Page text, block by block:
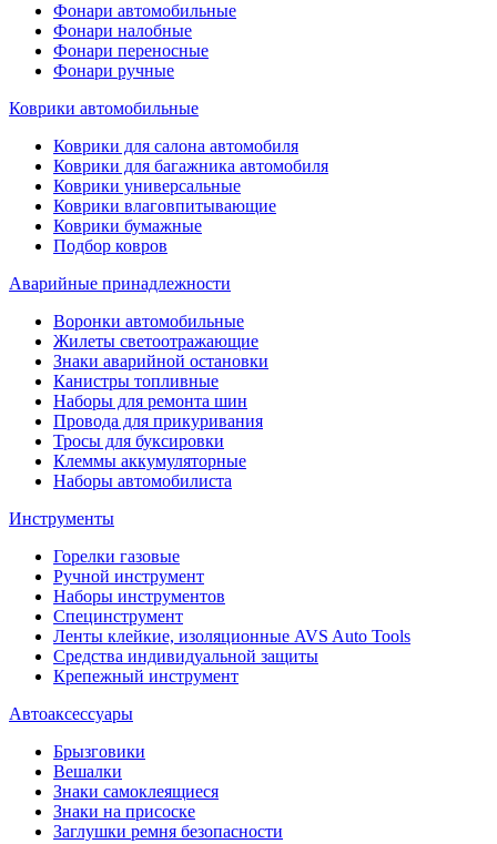
Фонари автомобильные
Фонари налобные
Фонари переносные
Фонари ручные
Коврики автомобильные
Коврики для салона автомобиля
Коврики для багажника автомобиля
Коврики универсальные
Коврики влаговпитывающие
Коврики бумажные
Подбор ковров
Аварийные принадлежности
Воронки автомобильные
Жилеты светоотражающие
Знаки аварийной остановки
Канистры топливные
Наборы для ремонта шин
Провода для прикуривания
Тросы для буксировки
Клеммы аккумуляторные
Наборы автомобилиста
Инструменты
Горелки газовые
Ручной инструмент
Наборы инструментов
Специнструмент
Ленты клейкие, изоляционные AVS Auto Tools
Средства индивидуальной защиты
Крепежный инструмент
Автоаксессуары
Брызговики
Вешалки
Знаки самоклеящиеся
Знаки на присоске
Заглушки ремня безопасности